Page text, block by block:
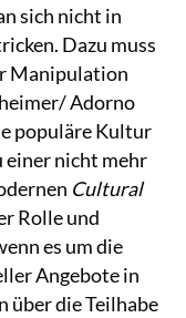
sich nicht in
Dazu muss
Manipulation
Adorno
populäre Kultur
nicht mehr
Cultural
Rolle und
es um die
Angebote in
über die Teilhabe